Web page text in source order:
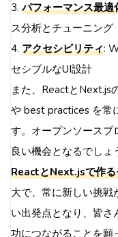
3.パフォーマンス最適
ス分析とチューニング
4. アクセシビリティ:
セシブルなUI設計
また、ReactとNext.js
や best practices を常
す。オープンソースプ
良い機会となるでしょ
ReactとNext.jsで作る
大で、常に新しい挑戦
い出発点となり、皆
功につながることを願